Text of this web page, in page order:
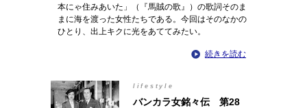
本にゃ住みあいた」（『馬賊の歌』）の歌詞そのま
まに海を渡った女性たちである。今回はそのなかの
ひとり、出上キクに光をあててみたい。
続きを読む
lifestyle
バンカラ女銘々伝 第28